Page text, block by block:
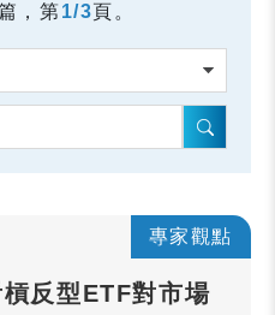
，第1/3頁。
專家觀點
反型ETF對市場